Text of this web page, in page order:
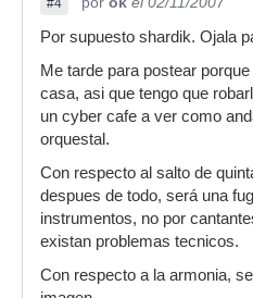
Por supuesto shardik. Ojala
Me tarde para postear
casa, asi que tengo que
un cyber cafe a ver como
orquestal.
Con respecto al salto de
despues de todo, será una
instrumentos, no por
existan problemas tecnicos.
Con respecto a la armonia,